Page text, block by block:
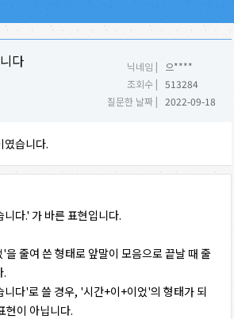
닉네임 |
으****
조회수 | 513284
질문한 날짜 | 2022-09-18
다
였습니다.
다.' 가 바른 표현입니다.
줄여 쓴 형태로 앞말이 모음으로 끝날 때 줄
.
니다'로 쓸 경우, '시간+이+이었'의 형태가 되
현이 아닙니다.